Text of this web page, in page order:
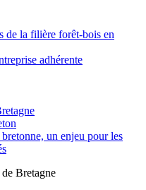
de la filière forêt-bois en
adhérente
un enjeu pour les
Bretagne